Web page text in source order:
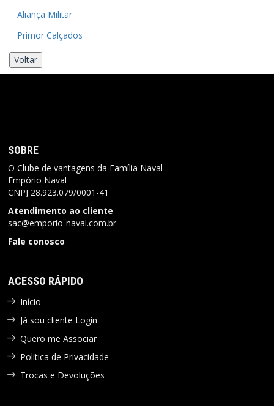
Aliança Militar
Primor Calçados
SOBRE
O Clube de vantagens da Família Naval
Empório Naval
CNPJ 28.923.079/0001-41
Atendimento ao cliente
sac@emporio-naval.com.br
Fale conosco
ACESSO RÁPIDO
Início
Já sou cliente Login
Quero me Associar
Politica de Privacidade
Trocas e Devoluções